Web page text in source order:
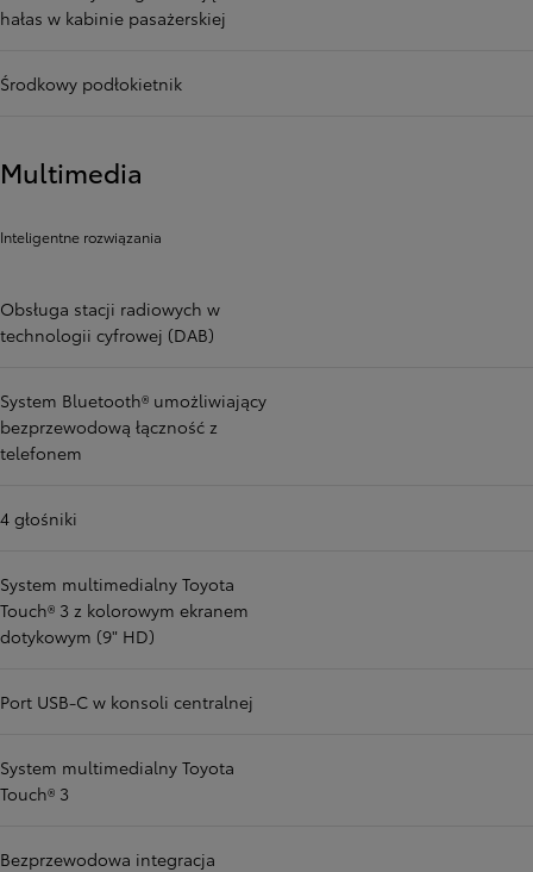
hałas w kabinie pasażerskiej
Środkowy podłokietnik
Multimedia
Inteligentne rozwiązania
Obsługa stacji radiowych w
technologii cyfrowej (DAB)
System Bluetooth® umożliwiający
bezprzewodową łączność z
telefonem
4 głośniki
System multimedialny Toyota
Touch® 3 z kolorowym ekranem
dotykowym (9" HD)
Port USB-C w konsoli centralnej
System multimedialny Toyota
Touch® 3
Bezprzewodowa integracja